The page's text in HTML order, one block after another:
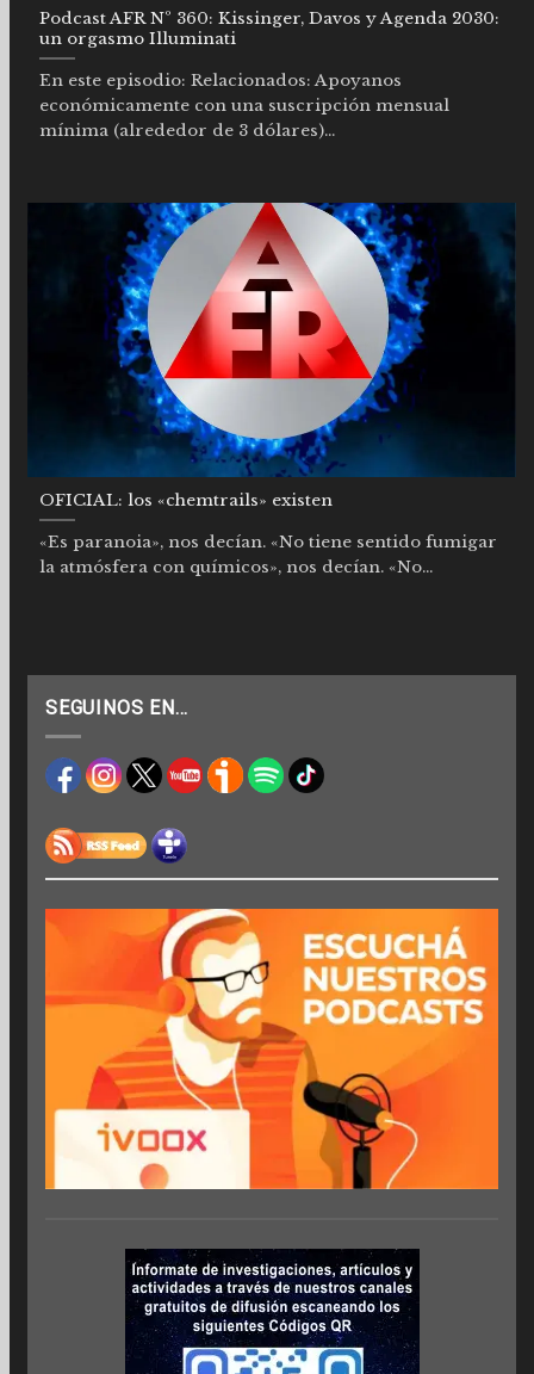
Podcast AFR Nº 360: Kissinger, Davos y Agenda 2030:
un orgasmo Illuminati
En este episodio: Relacionados: Apoyanos
económicamente con una suscripción mensual
mínima (alrededor de 3 dólares)...
OFICIAL: los «chemtrails» existen
«Es paranoia», nos decían. «No tiene sentido fumigar
la atmósfera con químicos», nos decían. «No...
SEGUINOS EN…